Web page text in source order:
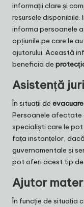
informații clare și
resursele
informa persoanele
opțiunile pe care le
ajutorului. Această
beneficia de
Asistență
În situații de
Persoanele afectate
specialiști care le
fața instanțelor,
guvernamentale și
pot oferi acest tip de
Ajutor
În funcție de situația